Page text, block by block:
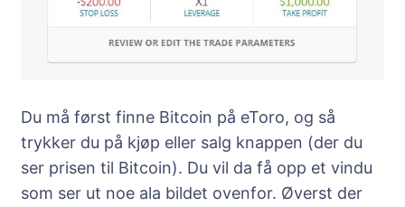
Du må først finne Bitcoin på eToro, og så
trykker du på kjøp eller salg knappen (der du
ser prisen til Bitcoin). Du vil da få opp et vindu
som ser ut noe ala bildet ovenfor. Øverst der